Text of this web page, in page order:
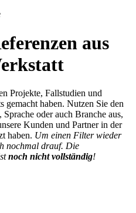
aus
Projekte, Fallstudien und
gemacht haben. Nutzen Sie den
oder auch Branche aus,
Kunden und Partner in der
haben. Um einen Filter wieder
nochmal drauf. Die
noch nicht vollständig!